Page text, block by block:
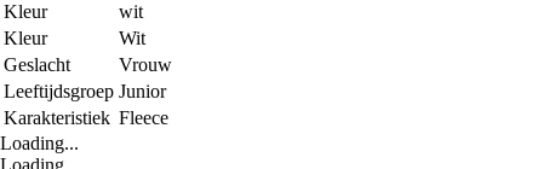
Kleur
wit
Kleur
Wit
Geslacht
Vrouw
Leeftijdsgroep Junior
Karakteristiek Fleece
Loading...